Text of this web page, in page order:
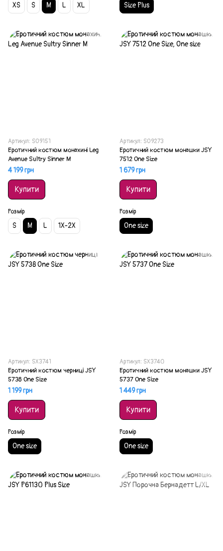
XS S M L XL Size Plus
Артикул: SO9151
Еротичний костюм монахині Leg
Avenue Sultry Sinner M
4 199 грн
Купити
Розмір
S M L 1X-2X
Артикул: SO9273
Еротичний костюм монашки JSY
7512 One Size
1 679 грн
Купити
Розмір
One size
Артикул: SX3741
Еротичний костюм черниці JSY
5738 One Size
1 199 грн
Купити
Розмір
One size
Артикул: SX3740
Еротичний костюм монашки JSY
5737 One Size
1 449 грн
Купити
Розмір
One size